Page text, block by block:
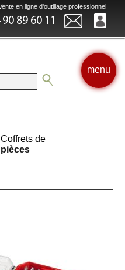
en ligne d'outillage professionnel
90 89 60 11
menu
Coffrets de